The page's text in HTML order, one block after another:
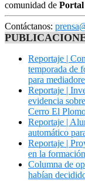
comunidad de Portal
Contáctanos:
Reportaje |
temporada de
para
Reportaje |
evidencia
Cerro El
Reportaje |
automático
Reportaje |
en la
Columna de
habían